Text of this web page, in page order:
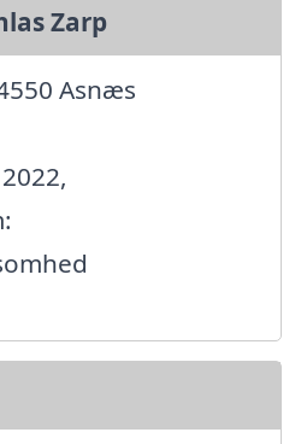
Zarp
Asnæs